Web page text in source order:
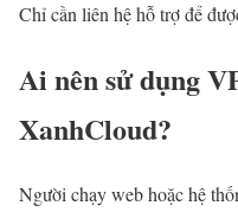
Chỉ cần liên hệ hỗ trợ để
Ai nên sử dụng
XanhCloud?
Người chạy web hoặc hệ